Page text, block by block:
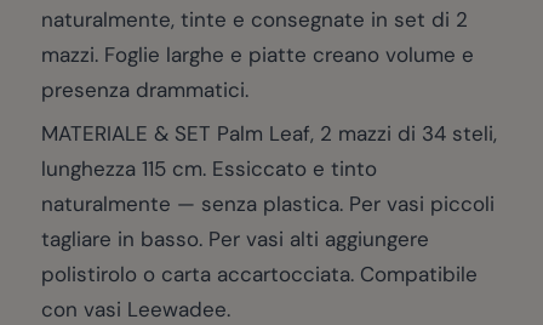
naturalmente, tinte e consegnate in set di 2
mazzi. Foglie larghe e piatte creano volume e
presenza drammatici.
MATERIALE & SET Palm Leaf, 2 mazzi di 34 steli,
lunghezza 115 cm. Essiccato e tinto
naturalmente — senza plastica. Per vasi piccoli
tagliare in basso. Per vasi alti aggiungere
polistirolo o carta accartocciata. Compatibile
con vasi Leewadee.